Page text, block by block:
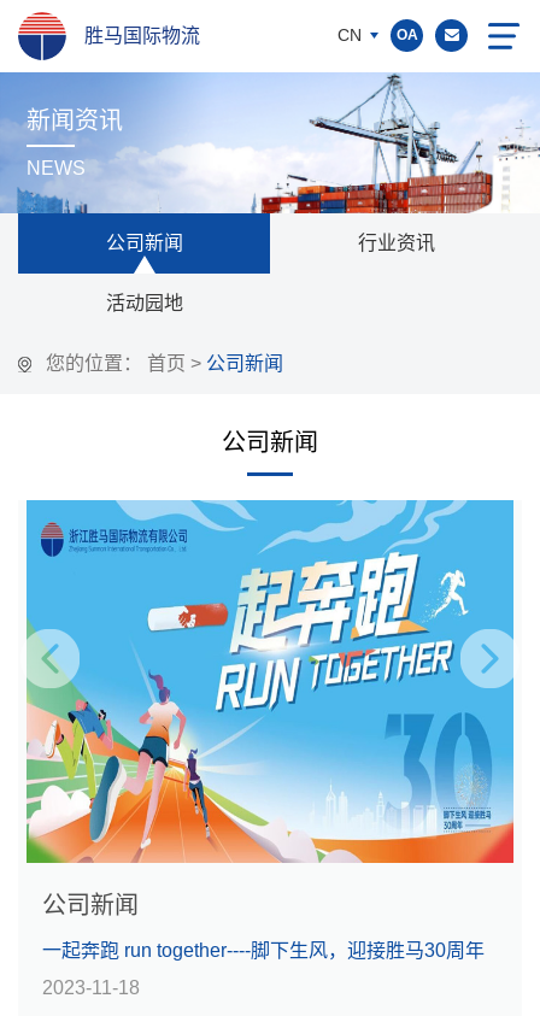
胜马国际物流 CN OA
新闻资讯
NEWS
公司新闻 行业资讯
活动园地
您的位置： 首页 > 公司新闻
公司新闻
公司新闻
一起奔跑 run together----脚下生风，迎接胜马30周年
2023-11-18